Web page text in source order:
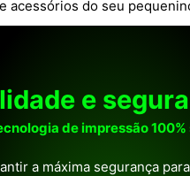
acessórios do seu
e
de impressão
a máxima segurança